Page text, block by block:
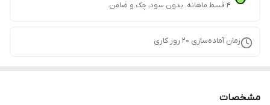
۴ قسط ماهانه. بدون سود، چک و ضامن.
زمان آماده‌سازی 20 روز کاری
مشخصات